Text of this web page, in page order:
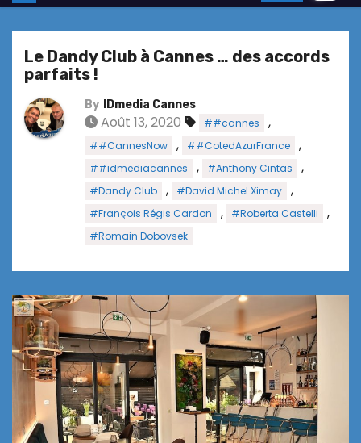
Le Dandy Club à Cannes … des accords
parfaits !
By IDmedia Cannes
Août 13, 2020 ##cannes ,
##CannesNow , ##CotedAzurFrance ,
##idmediacannes , #Anthony Cintas ,
#Dandy Club , #David Michel Ximay ,
#François Régis Cardon , #Roberta Castelli ,
#Romain Dobovsek